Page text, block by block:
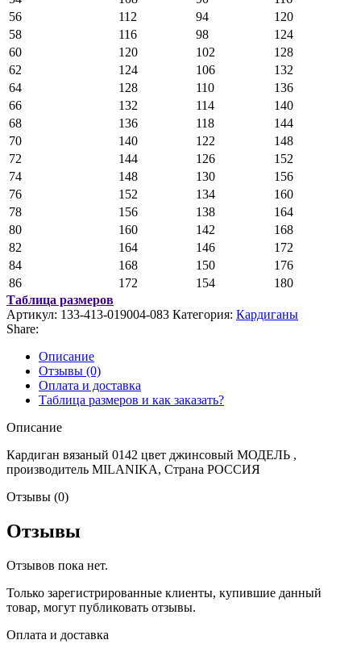
56
112 94
120
58
116 98
124
60
120 102
128
62
124 106
132
64
128 110
136
66
132 114
140
68
136 118
144
70
140 122
148
72
144 126
152
74
148 130
156
76
152 134
160
78
156 138
164
80
160 142
168
82
164 146
172
84
168 150
176
86
172 154
180
Таблица размеров
Артикул: 133-413-019004-083 Категория: Кардиганы
Share:
Описание
Отзывы (0)
Оплата и доставка
Таблица размеров и как заказать?
Описание
Кардиган вязаный 0142 цвет джинсовый МОДЕЛЬ ,
производитель MILANIKA, Страна РОССИЯ
Отзывы (0)
Отзывы
Отзывов пока нет.
Только зарегистрированные клиенты, купившие данный
товар, могут публиковать отзывы.
Оплата и доставка